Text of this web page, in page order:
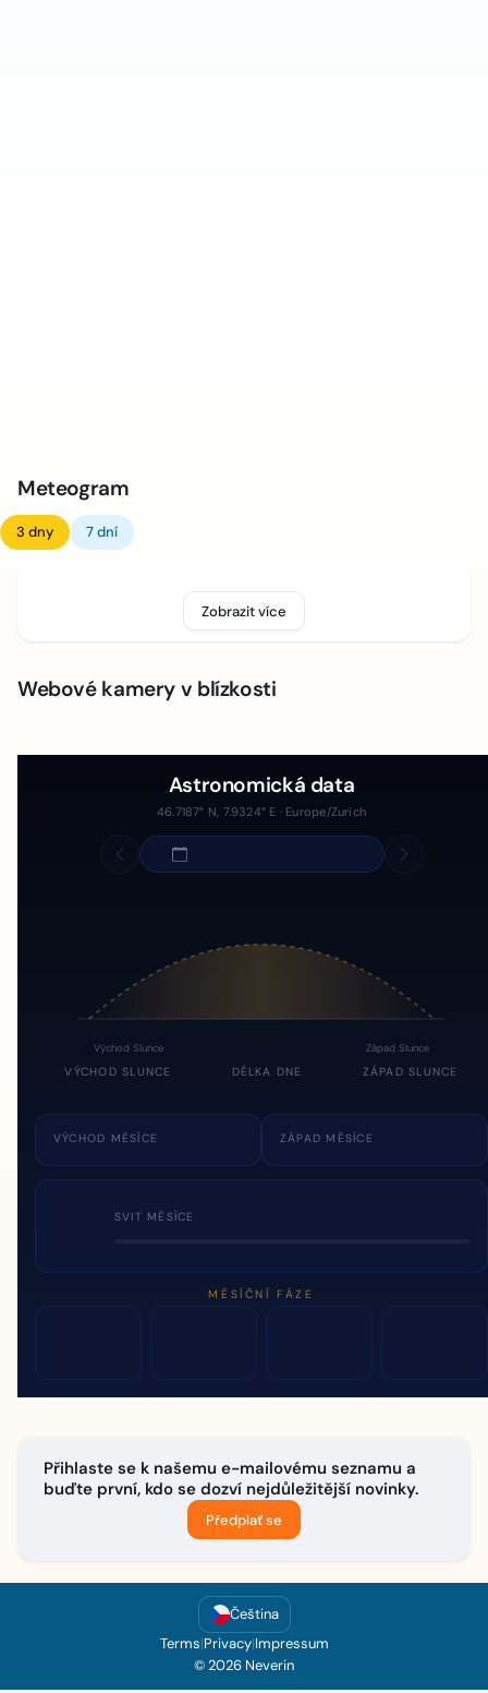
Meteogram
3 dny 7 dní
Zobrazit více
Webové kamery v blízkosti
Astronomická data
46.7187° N, 7.9324° E · Europe/Zurich
Východ Slunce Západ Slunce
VÝCHOD SLUNCE DÉLKA DNE ZÁPAD SLUNCE
VÝCHOD MĚSÍCE ZÁPAD MĚSÍCE
SVIT MĚSÍCE
MĚSÍČNÍ FÁZE
Přihlaste se k našemu e-mailovému seznamu a
buďte první, kdo se dozví nejdůležitější novinky.
Předplať se
Čeština
Terms|Privacy|Impressum
© 2026 Neverin